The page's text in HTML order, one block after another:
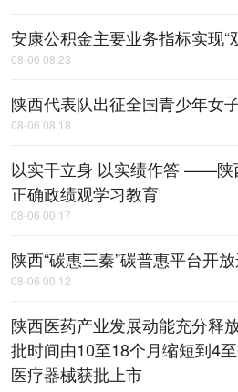
安康公积金主要业务指标实现“
08-06 08:23
陕西代表队出征全国青少年女
08-06 08:18
以实干立身 以实绩作答 ——陕
正确政绩观学习教育
08-06 00:17
陕西“碳惠三秦”碳普惠平台开
08-06 00:12
陕西医药产业发展动能充分释
批时间由10至18个月缩短到4
医疗器械获批上市